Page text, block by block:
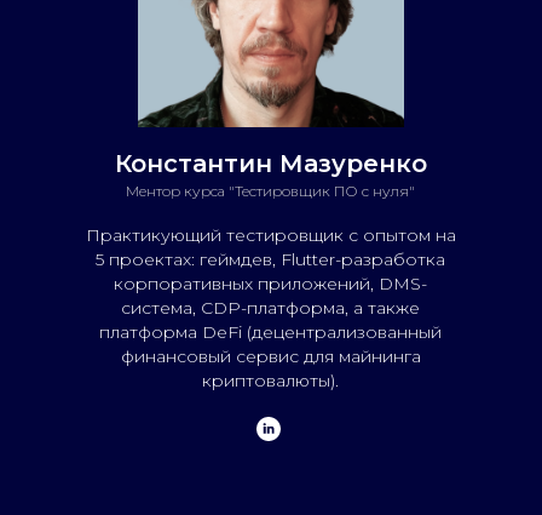
Константин Мазуренко
Ментор курса "Тестировщик ПО с нуля"
Практикующий тестировщик с опытом на
5 проектах: геймдев, Flutter-разработка
корпоративных приложений, DMS-
система, CDP-платформа, а также
платформа DeFi (децентрализованный
финансовый сервис для майнинга
криптовалюты).